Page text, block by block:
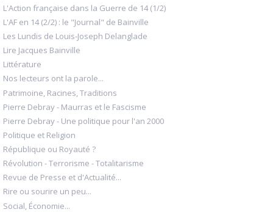
L'Action française dans la Guerre de 14 (1/2)
L'AF en 14 (2/2) : le "Journal" de Bainville
Les Lundis de Louis-Joseph Delanglade
Lire Jacques Bainville
Littérature
Nos lecteurs ont la parole...
Patrimoine, Racines, Traditions
Pierre Debray - Maurras et le Fascisme
Pierre Debray - Une politique pour l'an 2000
Politique et Religion
République ou Royauté ?
Révolution - Terrorisme - Totalitarisme
Revue de Presse et d'Actualité...
Rire ou sourire un peu...
Social, Économie...